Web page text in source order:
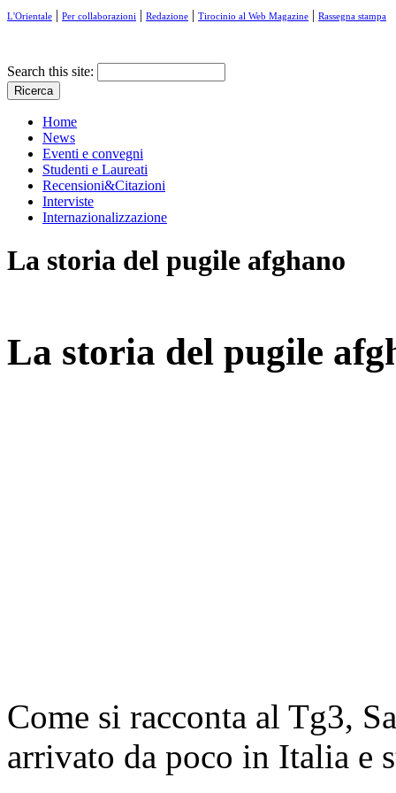
L'Orientale | Per collaborazioni | Redazione | Tirocinio al Web Magazine | Rassegna stampa
Search this site:
Home
News
Eventi e convegni
Studenti e Laureati
Recensioni&Citazioni
Interviste
Internazionalizzazione
La storia del pugile afghano
La storia del pugile
Come si racconta al Tg3,
arrivato da poco in Italia e